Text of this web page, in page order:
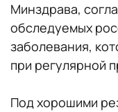
Минздрава,
обследуемых
заболевания,
при регулярной
Под хорошими